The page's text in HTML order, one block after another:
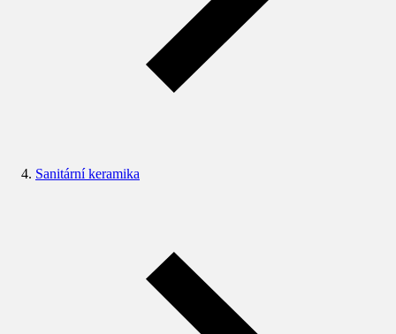
Sanitární keramika